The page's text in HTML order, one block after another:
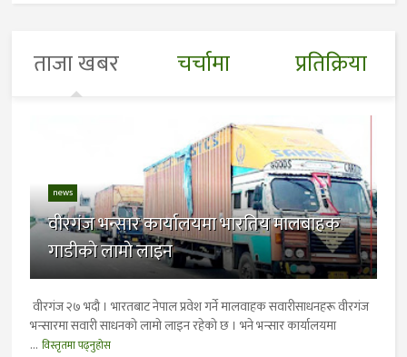
ताजा खबर चर्चामा प्रतिक्रिया
news
वीरगंज भन्सार कार्यालयमा भारतिय मालबाहक
गाडीकाे लामाे लाइन
वीरगंज २७ भदाै । भारतबाट नेपाल प्रवेश गर्ने मालवाहक सवारीसाधनहरू वीरगंज
भन्सारमा सवारी साधनकाे लामाे लाइन रहेकाे छ । भने भन्सार कार्यालयमा
... विस्तृतमा पढ्नुहोस